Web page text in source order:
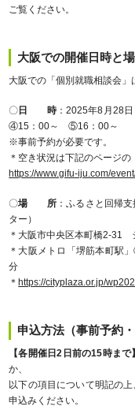
ご覧ください。
大阪での開催日時と
大阪での「個別就職相談会」
〇 日 時：2025年8月28
④15：00～ ⑤16：00～
※事前予約が必要です。
＊空き状況は下記のページの
https://www.gifu-iju.com/
〇場 所 ：ふるさと回帰
ター）
＊大阪市中央区本町橋2-31
＊大阪メトロ「堺筋本町駅
分
＊ https://cityplaza.or.jp/
申込方法（事前予約・
【各開催日2日前の15時まで】
か、
以下の項目について明記の
申込みください。